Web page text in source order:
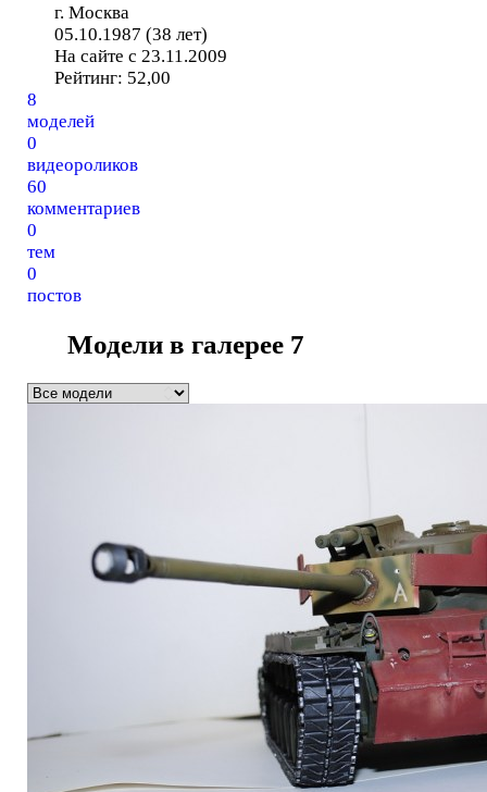
г. Москва
05.10.1987 (38 лет)
На сайте с 23.11.2009
Рейтинг: 52,00
8
моделей
0
видеороликов
60
комментариев
0
тем
0
постов
Модели в галерее 7